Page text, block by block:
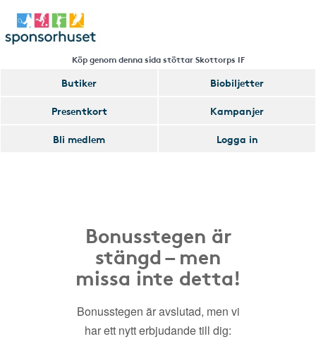
Köp genom denna sida stöttar Skottorps IF
Butiker
Biobiljetter
Presentkort
Kampanjer
Bli medlem
Logga in
Bonusstegen är
stängd – men
missa inte detta!
Bonusstegen är avslutad, men vi
har ett nytt erbjudande till dig: